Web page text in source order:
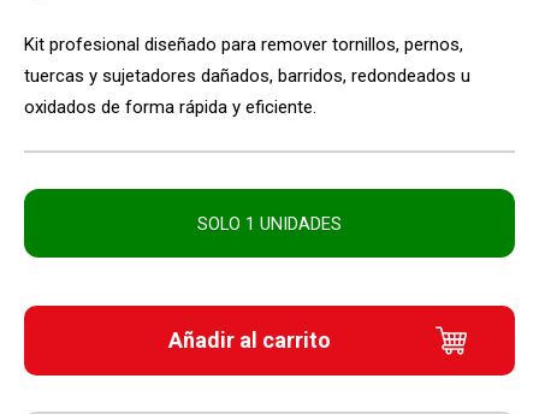
Kit profesional diseñado para remover tornillos, pernos,
tuercas y sujetadores dañados, barridos, redondeados u
oxidados de forma rápida y eficiente.
SOLO 1 UNIDADES
Añadir al carrito